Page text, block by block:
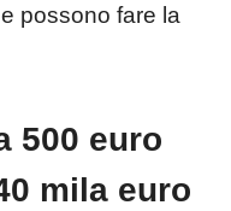
possono fare la
500 euro
mila euro